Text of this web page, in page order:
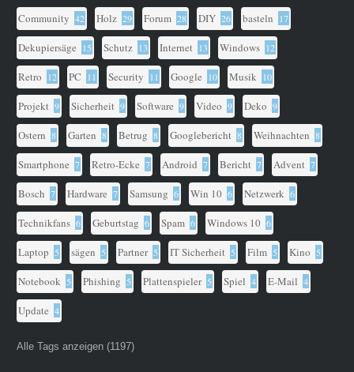
Community 42 Holz 29 Forum 28 DIY 26 basteln 17
Dekupiersäge 15 Schutz 13 Internet 13 Windows 12
Retro 12 PC 11 Security 11 Google 10 Musik 10
Projekt 9 Sicherheit 9 Software 9 Video 9 Deko 9
Ostern 8 Garten 8 Betrug 8 Googlebericht 8 Weihnachten 8
Smartphone 7 Retro-Ecke 7 Android 7 Bericht 7 Advent 7
Bosch 7 Hardware 7 Samsung 6 Win 10 6 Netzwerk 6
Technikfans 6 Geburtstag 6 Spam 6 Windows 10 6
Laptop 5 sägen 5 Partner 5 IT Sicherheit 5 Film 5 Kino 5
Notebook 5 Phishing 5 Plattenspieler 5 Spiel 4 E-Mail 4
Update 4
Alle Tags anzeigen (1197)